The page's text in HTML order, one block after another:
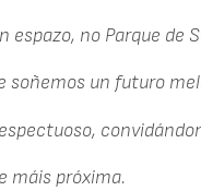
espazo, no Parque de
soñemos un futuro
máis próxima.